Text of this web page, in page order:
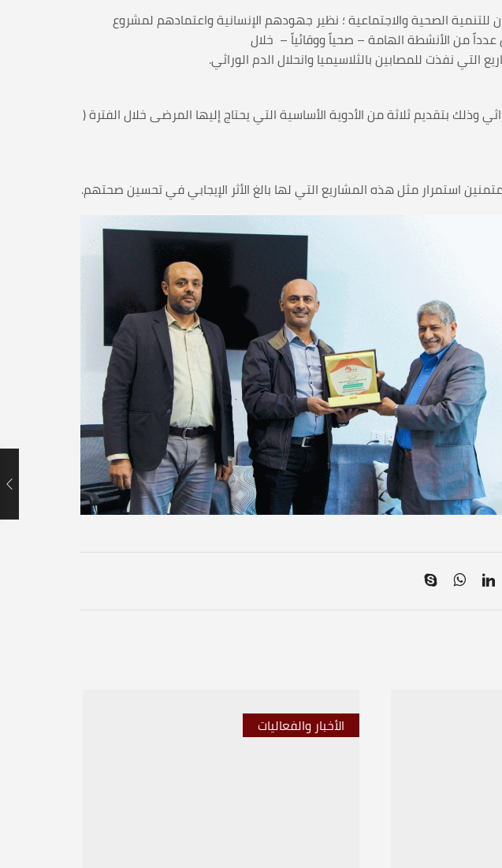
الصحية والاجتماعية ؛ نظير جهودهم الإنسانية واعتمادهم لمشروع
وانحلال الدم الوراثي وذلك بتقديم ثلاثة من الأدوية الأساسية التي يحتاج إليها المرضى خلال الفترة (
استمرار مثل هذه المشاريع التي لها بالغ الأثر الإيجابي في تحسين صحتهم.
الأخبار والفعاليات